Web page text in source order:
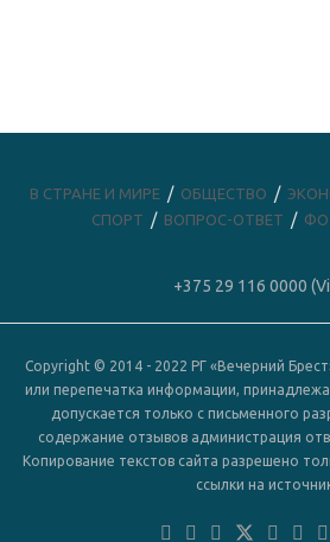
В СТРАНЕ И МИРЕ ОБЩЕСТВО
СПОРТ
ВОПРОС-ОТВЕТ
+375 29 116 0000
Copyright © 2014 - 2022 РГ «Вечерний
или перепечатка информации,
допускается только с письменного
содержание отзывов администрация
Копирование текстов сайта разрешено
ссылки на